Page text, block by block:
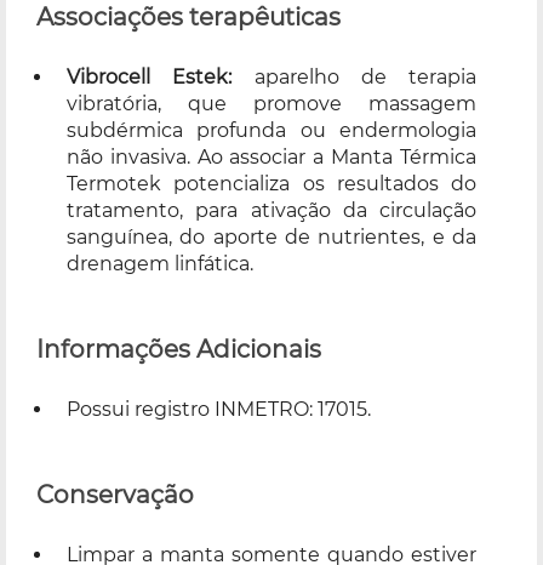
Associações terapêuticas
Vibrocell Estek:aparelho de terapia
vibratória, que promove massagem
subdérmica profunda ou endermologia
não invasiva. Ao associar a Manta Térmica
Termotek potencializa os resultados do
tratamento, para ativação da circulação
sanguínea, do aporte de nutrientes, e da
drenagem linfática.
Informações Adicionais
Possui registro INMETRO: 17015.
Conservação
Limpar a manta somente quando estiver